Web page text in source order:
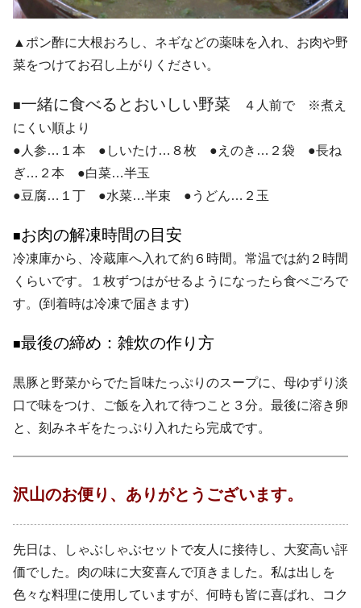
▲ポン酢に大根おろし、ネギなどの薬味を入れ、お肉や野
菜をつけてお召し上がりください。
■一緒に食べるとおいしい野菜 ４人前で ※煮え
にくい順より
●人参…１本 ●しいたけ…８枚 ●えのき…２袋 ●長ね
ぎ…２本 ●白菜…半玉
●豆腐…１丁 ●水菜…半束 ●うどん…２玉
■お肉の解凍時間の目安
冷凍庫から、冷蔵庫へ入れて約６時間。常温では約２時間
くらいです。１枚ずつはがせるようになったら食べごろで
す。(到着時は冷凍で届きます)
■最後の締め：雑炊の作り方
黒豚と野菜からでた旨味たっぷりのスープに、母ゆずり淡
口で味をつけ、ご飯を入れて待つこと３分。最後に溶き卵
と、刻みネギをたっぷり入れたら完成です。
沢山のお便り、ありがとうございます。
先日は、しゃぶしゃぶセットで友人に接待し、大変高い評
価でした。肉の味に大変喜んで頂きました。私は出しを
色々な料理に使用していますが、何時も皆に喜ばれ、コク